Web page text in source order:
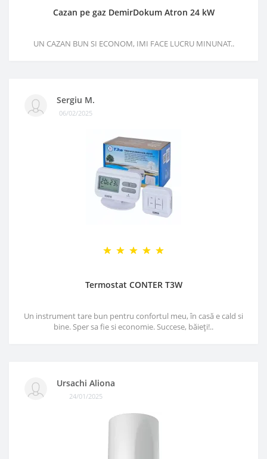
Cazan pe gaz DemirDokum Atron 24 kW
UN CAZAN BUN SI ECONOM, IMI FACE LUCRU MINUNAT..
Sergiu M.
06/02/2025
Termostat CONTER T3W
Un instrument tare bun pentru confortul meu, în casă e cald si
bine. Sper sa fie si economie. Succese, băieți!..
Ursachi Aliona
24/01/2025